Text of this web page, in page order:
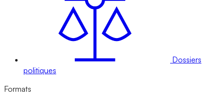
Dossiers
politiques
Formats